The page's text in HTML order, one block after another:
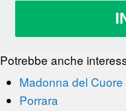
Potrebbe anche
Madonna del Cuore
Porrara